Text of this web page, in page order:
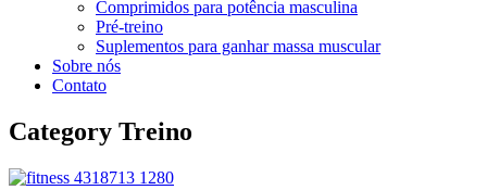
Comprimidos para potência masculina
Pré-treino
Suplementos para ganhar massa muscular
Sobre nós
Contato
Category Treino